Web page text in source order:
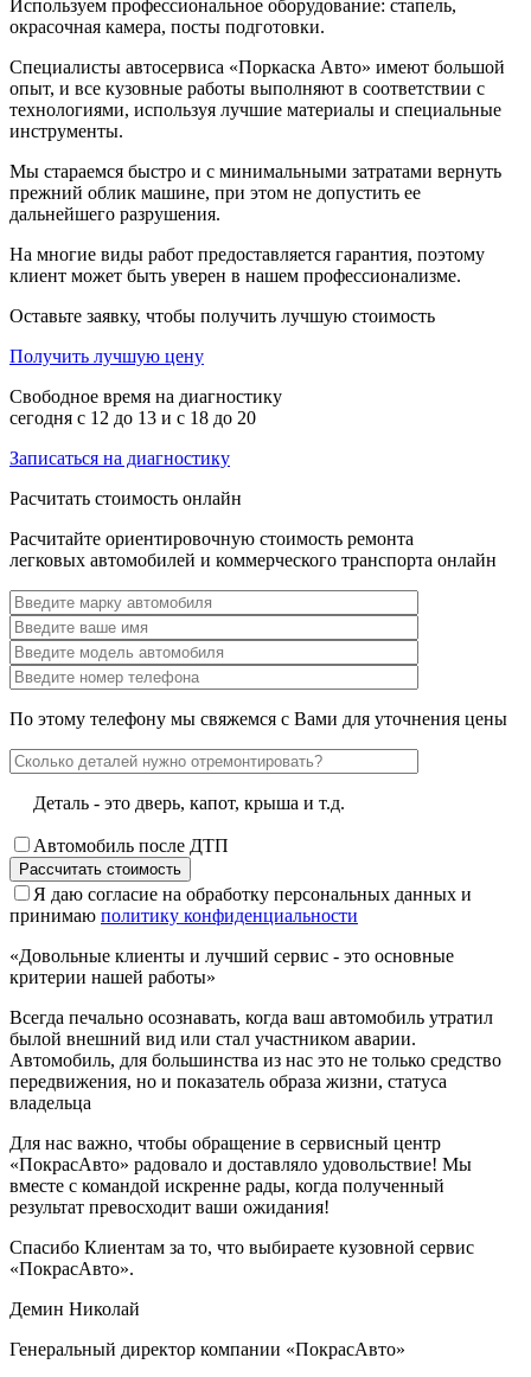
Используем профессиональное оборудование: стапель,
окрасочная камера, посты подготовки.
Специалисты автосервиса «Поркаска Авто» имеют большой
опыт, и все кузовные работы выполняют в соответствии с
технологиями, используя лучшие материалы и специальные
инструменты.
Мы стараемся быстро и с минимальными затратами вернуть
прежний облик машине, при этом не допустить ее
дальнейшего разрушения.
На многие виды работ предоставляется гарантия, поэтому
клиент может быть уверен в нашем профессионализме.
Оставьте заявку, чтобы получить лучшую стоимость
Получить лучшую цену
Свободное время на диагностику
сегодня с 12 до 13 и с 18 до 20
Записаться на диагностику
Расчитать стоимость онлайн
Расчитайте ориентировочную стоимость ремонта
легковых автомобилей и коммерческого транспорта онлайн
По этому телефону мы свяжемся с Вами для уточнения цены
Деталь - это дверь, капот, крыша и т.д.
Автомобиль после ДТП
Я даю согласие на обработку персональных данных и
принимаю политику конфиденциальности
«Довольные клиенты и лучший сервис - это основные
критерии нашей работы»
Всегда печально осознавать, когда ваш автомобиль утратил
былой внешний вид или стал участником аварии.
Автомобиль, для большинства из нас это не только средство
передвижения, но и показатель образа жизни, статуса
владельца
Для нас важно, чтобы обращение в сервисный центр
«ПокрасАвто» радовало и доставляло удовольствие! Мы
вместе с командой искренне рады, когда полученный
результат превосходит ваши ожидания!
Спасибо Клиентам за то, что выбираете кузовной сервис
«ПокрасАвто».
Демин Николай
Генеральный директор компании «ПокрасАвто»